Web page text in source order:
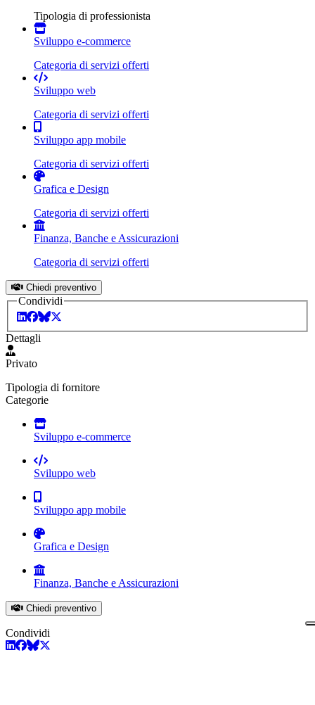
Tipologia di professionista
Sviluppo e-commerce
Categoria di servizi offerti
Sviluppo web
Categoria di servizi offerti
Sviluppo app mobile
Categoria di servizi offerti
Grafica e Design
Categoria di servizi offerti
Finanza, Banche e Assicurazioni
Categoria di servizi offerti
Chiedi preventivo
Condividi
Dettagli
Privato
Tipologia di fornitore
Categorie
Sviluppo e-commerce
Sviluppo web
Sviluppo app mobile
Grafica e Design
Finanza, Banche e Assicurazioni
Chiedi preventivo
Condividi